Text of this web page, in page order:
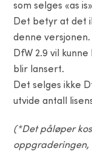
som selges «as
Det betyr at det
denne versjonen.
DfW 2.9 vil
blir lansert.
Det selges ikke
utvide antall
(*Det påløper
oppgraderingen,